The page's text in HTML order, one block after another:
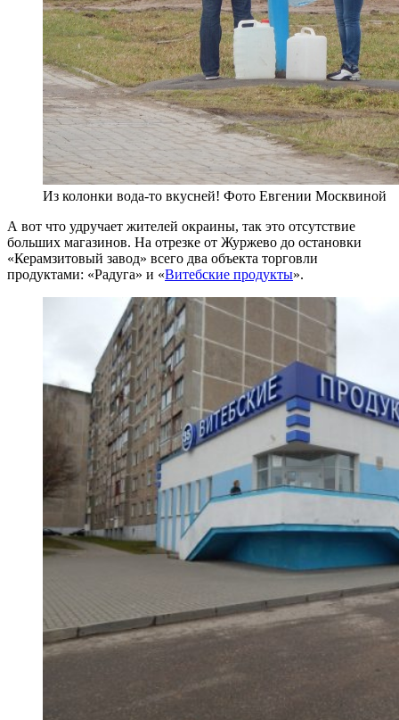
Из колонки вода-то вкусней! Фото Евгении Москвиной
А вот что удручает жителей окраины, так это отсутствие
больших магазинов. На отрезке от Журжево до остановки
«Керамзитовый завод» всего два объекта торговли
продуктами: «Радуга» и «Витебские продукты».